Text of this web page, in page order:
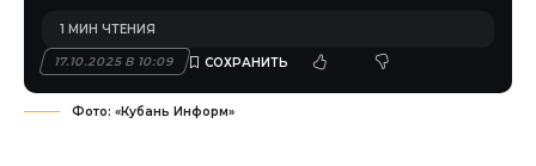
17.10.2025 В 10:09
1 МИН ЧТЕНИЯ
Фото: «Кубань Информ»